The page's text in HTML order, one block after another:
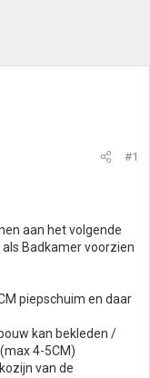
#1
aan het volgende
Badkamer voorzien
piepschuim en daar
kan bekleden /
4-5CM)
van de